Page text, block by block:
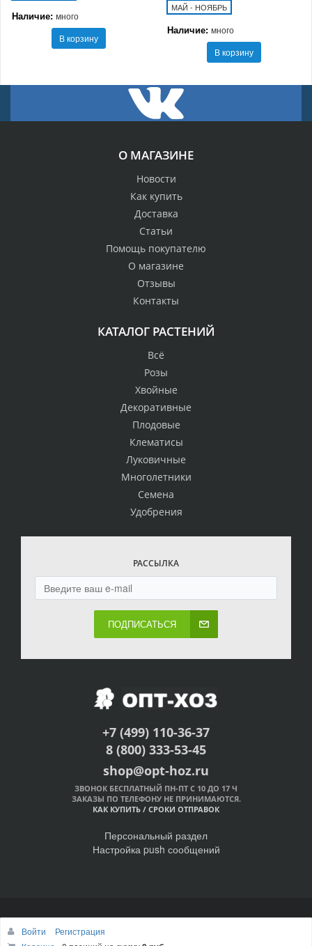
Наличие: много
В корзину
МАЙ - НОЯБРЬ
Наличие: много
В корзину
О МАГАЗИНЕ
Новости
Как купить
Доставка
Статьи
Помощь покупателю
О магазине
Отзывы
Контакты
КАТАЛОГ РАСТЕНИЙ
Всё
Розы
Хвойные
Декоративные
Плодовые
Клематисы
Луковичные
Многолетники
Семена
Удобрения
РАССЫЛКА
ПОДПИСАТЬСЯ
+7 (499) 110-36-37
8 (800) 333-53-45
shop@opt-hoz.ru
ЗВОНОК БЕСПЛАТНЫЙ ПН-ПТ С 10 ДО 17 Ч
ЗАКАЗЫ ПО ТЕЛЕФОНУ НЕ ПРИНИМАЮТСЯ.
КАК КУПИТЬ / СРОКИ ОТПРАВОК
Персональный раздел
Настройка push сообщений
© Интернет-магазин ОПТ-ХОЗ, 2011-2026
Войти
Регистрация